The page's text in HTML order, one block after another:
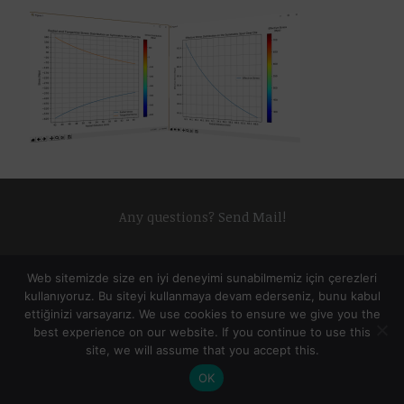
Any questions? Send Mail!
© 2023 Mehmet ALADAG. All Rights Reserved.
Web sitemizde size en iyi deneyimi sunabilmemiz için çerezleri
kullanıyoruz. Bu siteyi kullanmaya devam ederseniz, bunu kabul
ettiğinizi varsayarız. We use cookies to ensure we give you the
best experience on our website. If you continue to use this
site, we will assume that you accept this.
OK